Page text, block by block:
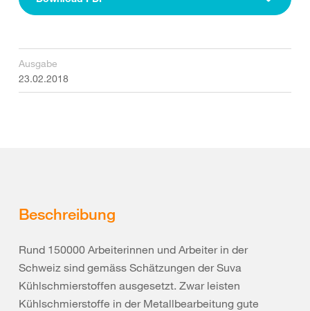
Ausgabe
23.02.2018
Beschreibung
Rund 150000 Arbeiterinnen und Arbeiter in der
Schweiz sind gemäss Schätzungen der Suva
Kühlschmierstoffen ausgesetzt. Zwar leisten
Kühlschmierstoffe in der Metallbearbeitung gute